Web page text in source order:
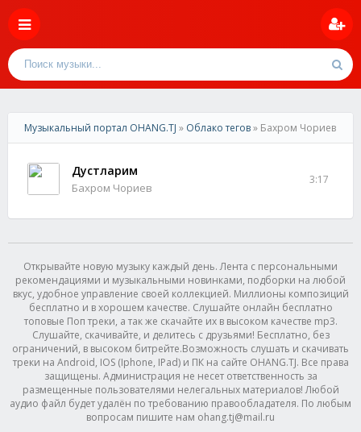
Музыкальный портал OHANG.TJ » Облако тегов» Бахром Чориев
Дустларим
Бахром Чориев
3:17
Открывайте новую музыку каждый день. Лента с персональными
рекомендациями и музыкальными новинками, подборки на любой
вкус, удобное управление своей коллекцией. Миллионы композиций
бесплатно и в хорошем качестве. Слушайте онлайн бесплатно
топовые Поп треки, а так же скачайте их в высоком качестве mp3.
Слушайте, скачивайте, и делитесь с друзьями! Бесплатно, без
ограничений, в высоком битрейте.Возможность слушать и скачивать
треки на Android, IOS (Iphone, IPad) и ПК на сайте OHANG.TJ. Все права
защищены. Администрация не несет ответственность за
размещенные пользователями нелегальных материалов! Любой
аудио файл будет удалён по требованию правообладателя. По любым
вопросам пишите нам ohang.tj@mail.ru